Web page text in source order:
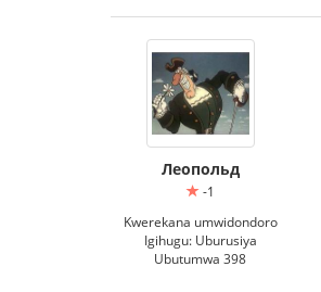
Леопольд
-1
Kwerekana umwidondoro
Igihugu: Uburusiya
Ubutumwa 398